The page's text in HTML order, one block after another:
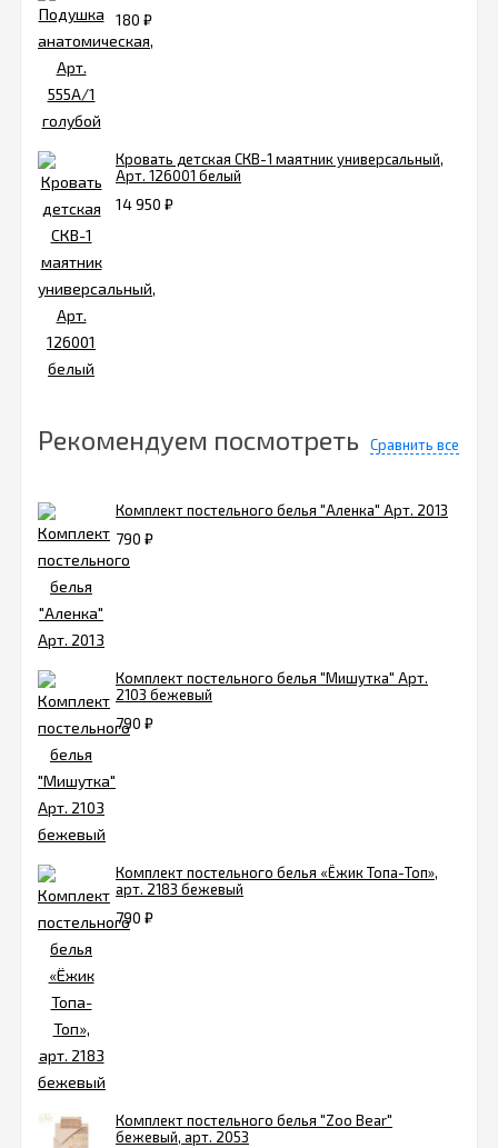
180 ₽
Кровать детская СКВ-1 маятник универсальный,
Арт. 126001 белый
14 950 ₽
Рекомендуем посмотреть Сравнить все
Комплект постельного белья "Аленка" Арт. 2013
790 ₽
Комплект постельного белья "Мишутка" Арт.
2103 бежевый
790 ₽
Комплект постельного белья «Ёжик Топа-Топ»,
арт. 2183 бежевый
790 ₽
Комплект постельного белья "Zoo Bear"
бежевый, арт. 2053